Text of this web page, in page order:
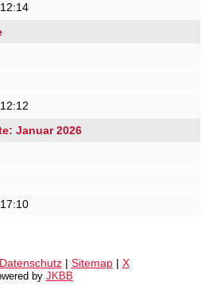
Januar 2026
Datenschutz| Sitemap| X
by JKBB